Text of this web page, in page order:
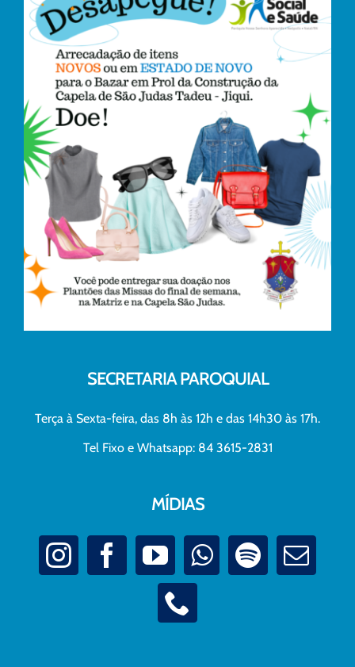
SECRETARIA PAROQUIAL
Terça à Sexta-feira, das 8h às 12h e das 14h30 às 17h.
Tel Fixo e Whatsapp: 84 3615-2831
MÍDIAS